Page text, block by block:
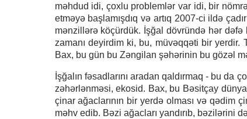
məhdud idi, çoxlu problemlər var idi, bir
etməyə başlamışdıq və artıq 2007-ci ildə
mənzillərə köçürdük. İşğal dövründə hər
zamanı deyirdim ki, bu, müvəqqəti bir
Bax, bu gün bu Zəngilan şəhərinin bu gözəl
İşğalın fəsadlarını aradan qaldırmaq - bu da
zəhərlənməsi, ekosid. Bax, bu Bəsitçay
çinar ağaclarının bir yerdə olması və qədim
məhv edib. Bəzi ağacları yandırıb, bəzilərini